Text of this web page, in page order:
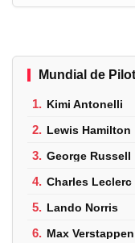
Mundial de
1. Kimi Antonelli
2. Lewis Hamilton
3. George Russell
4. Charles Leclerc
5. Lando Norris
6. Max Verstappen